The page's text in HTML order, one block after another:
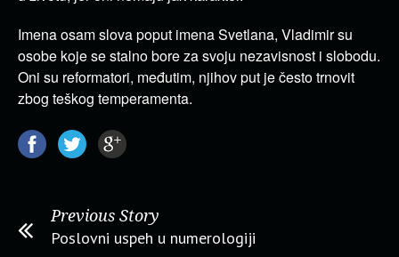
Imena osam slova poput imena Svetlana, Vladimir su
osobe koje se stalno bore za svoju nezavisnost i slobodu.
Oni su reformatori, međutim, njihov put je često trnovit
zbog teškog temperamenta.
Previous Story
Poslovni uspeh u numerologiji